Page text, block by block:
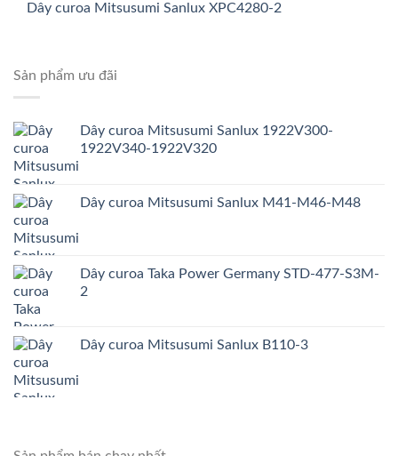
Dây curoa Mitsusumi Sanlux XPC4280-2
Sản phẩm ưu đãi
Dây curoa Mitsusumi Sanlux 1922V300-
1922V340-1922V320
Dây curoa Mitsusumi Sanlux M41-M46-M48
Dây curoa Taka Power Germany STD-477-S3M-
2
Dây curoa Mitsusumi Sanlux B110-3